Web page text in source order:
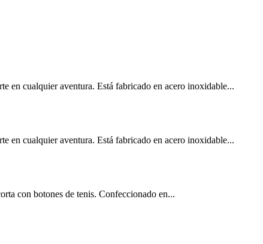
en cualquier aventura. Está fabricado en acero inoxidable...
en cualquier aventura. Está fabricado en acero inoxidable...
con botones de tenis. Confeccionado en...